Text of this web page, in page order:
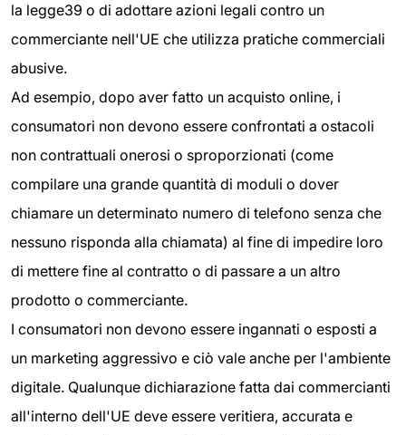
la legge39 o di adottare azioni legali contro un
commerciante nell'UE che utilizza pratiche commerciali
abusive.
Ad esempio, dopo aver fatto un acquisto online, i
consumatori non devono essere confrontati a ostacoli
non contrattuali onerosi o sproporzionati (come
compilare una grande quantità di moduli o dover
chiamare un determinato numero di telefono senza che
nessuno risponda alla chiamata) al fine di impedire loro
di mettere fine al contratto o di passare a un altro
prodotto o commerciante.
I consumatori non devono essere ingannati o esposti a
un marketing aggressivo e ciò vale anche per l'ambiente
digitale. Qualunque dichiarazione fatta dai commercianti
all'interno dell'UE deve essere veritiera, accurata e